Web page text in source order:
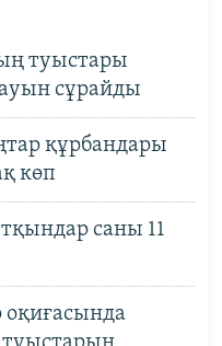
туыстары
сұрайды
құрбандары
көп
саны 11